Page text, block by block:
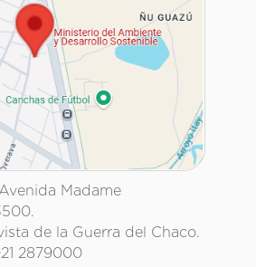
Madame
de la Guerra del Chaco.
2879000